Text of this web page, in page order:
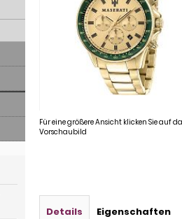
Für eine größere Ansicht klicken Sie auf
Vorschaubild
Details Eigenschaften